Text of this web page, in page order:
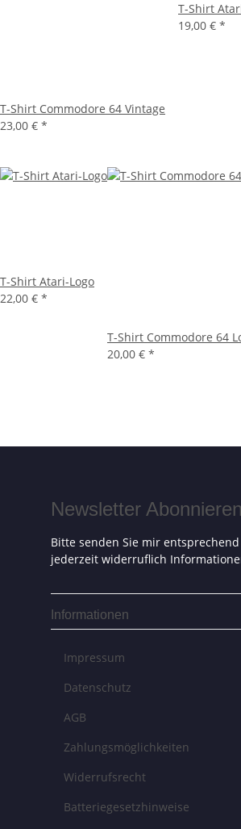
T-Shirt Commodore 64 Vintage
23,00 € *
T-Shirt
19,00 € *
T-Shirt Atari-Logo
22,00 € *
T-Shirt Commodore 64
20,00 € *
Newsletter Abonnieren
Bitte senden Sie mir
jederzeit widerruflich
Informationen
Impressum
Datenschutz
AGB
Zahlungsmöglichkeiten
Widerrufsrecht
Batteriegesetzhinweise